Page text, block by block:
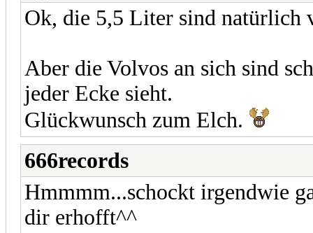
Ok, die 5,5 Liter sind natürlich
Aber die Volvos an sich sind
jeder Ecke sieht.
Glückwunsch zum Elch.
666records
Hmmmm...schockt irgendwie
dir erhofft^^